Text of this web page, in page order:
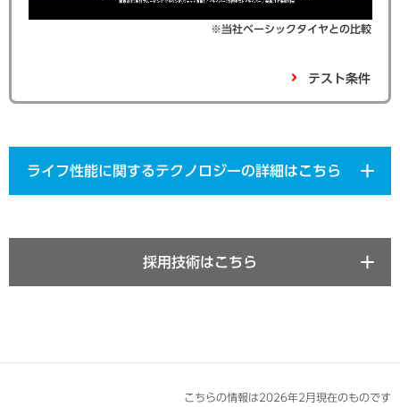
※当社ベーシックタイヤとの比較
テスト条件
ライフ性能に関するテクノロジーの詳細はこちら
採用技術はこちら
こちらの情報は2026年2月現在のものです